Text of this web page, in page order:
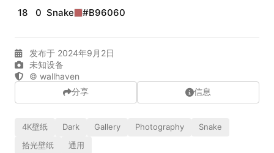
18 0 Snake #B96060
发布于 2024年9月2日
未知设备
© wallhaven
分享 信息
4K壁纸 Dark Gallery Photography
Snake
拾光壁纸
通用
弹幕会在下方多行滚动展示；匿名发送有数量和频率限制。
加载弹幕...